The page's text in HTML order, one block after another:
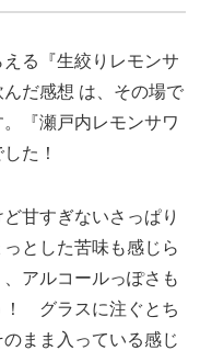
る『生絞りレモンサ
だ感想 は、その場で
『瀬戸内レモンサワ
た！
甘すぎないさっぱり
とした苦味も感じら
アルコールっぽさも
！ グラスに注ぐとち
まま入っている感じ